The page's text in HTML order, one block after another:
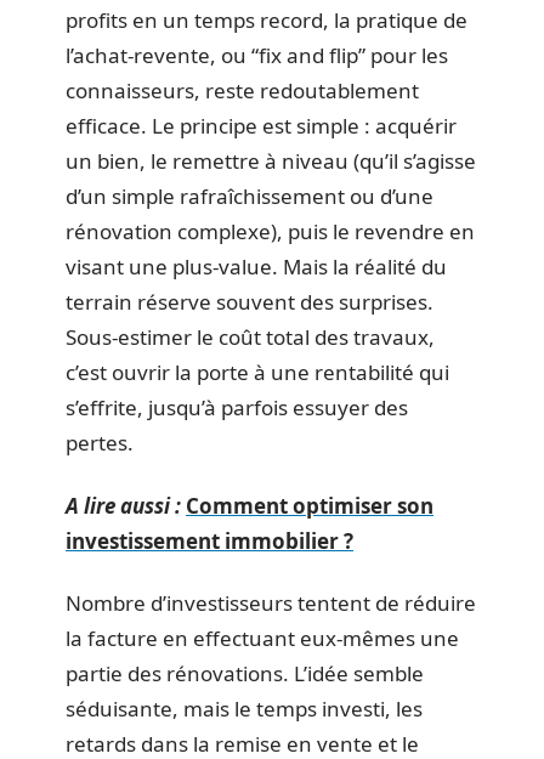
profits en un temps record, la pratique de
l’achat-revente, ou “fix and flip” pour les
connaisseurs, reste redoutablement
efficace. Le principe est simple : acquérir
un bien, le remettre à niveau (qu’il s’agisse
d’un simple rafraîchissement ou d’une
rénovation complexe), puis le revendre en
visant une plus-value. Mais la réalité du
terrain réserve souvent des surprises.
Sous-estimer le coût total des travaux,
c’est ouvrir la porte à une rentabilité qui
s’effrite, jusqu’à parfois essuyer des
pertes.
A lire aussi : Comment optimiser son
investissement immobilier ?
Nombre d’investisseurs tentent de réduire
la facture en effectuant eux-mêmes une
partie des rénovations. L’idée semble
séduisante, mais le temps investi, les
retards dans la remise en vente et le